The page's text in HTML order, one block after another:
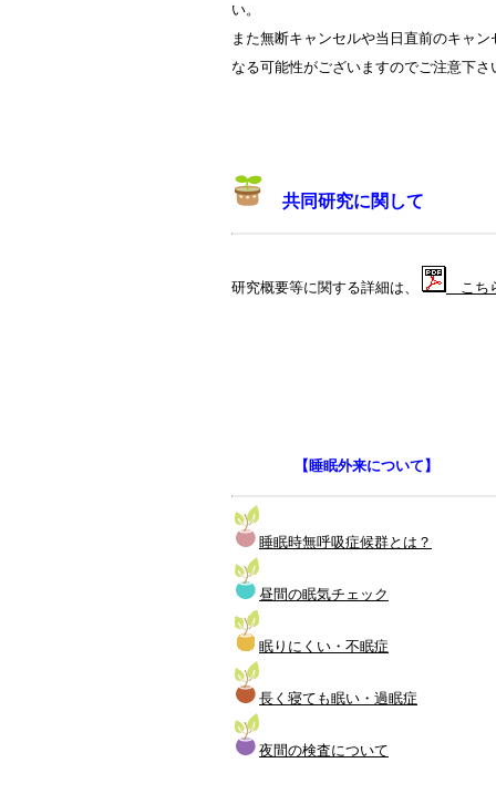
い。
また無断キャンセルや当日直前のキャ
なる可能性がございますのでご注意下さ
共同研究に関して
研究概要等に関する詳細は、 こち
【睡眠外来について】
睡眠時無呼吸症候群とは？
昼間の眠気チェック
眠りにくい・不眠症
長く寝ても眠い・過眠症
夜間の検査について